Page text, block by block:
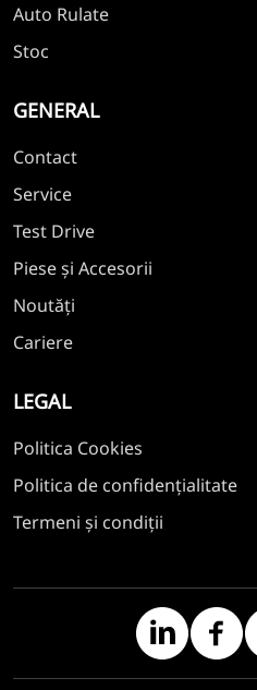
Auto Rulate
Stoc
GENERAL
Contact
Service
Test Drive
Piese și Accesorii
Noutăți
Cariere
LEGAL
Politica Cookies
Politica de confidențialitate
Termeni și condiții